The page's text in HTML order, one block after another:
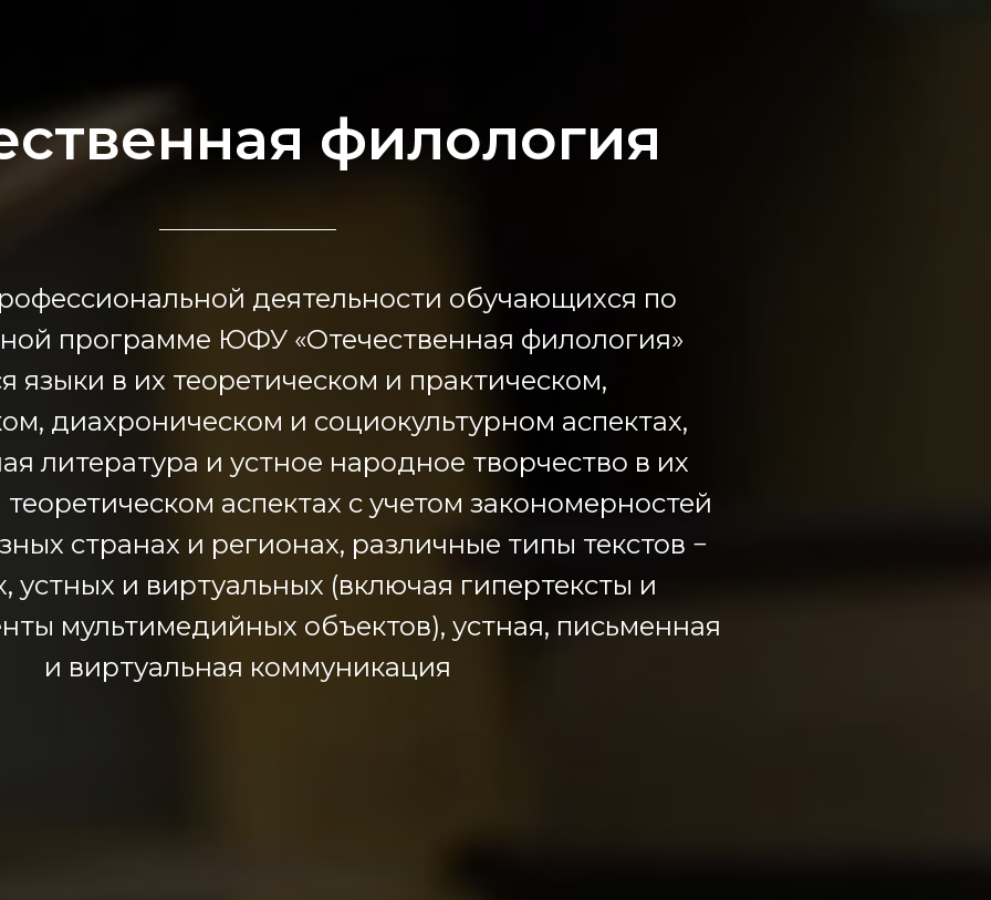
филология
деятельности обучающихся по
программе ЮФУ «Отечественная филология»
языки в их теоретическом и практическом,
диахроническом и социокультурном аспектах,
литература и устное народное творчество в их
аспектах с учетом закономерностей
странах и регионах, различные типы текстов −
устных и виртуальных (включая гипертексты и
мультимедийных объектов), устная, письменная
и виртуальная коммуникация